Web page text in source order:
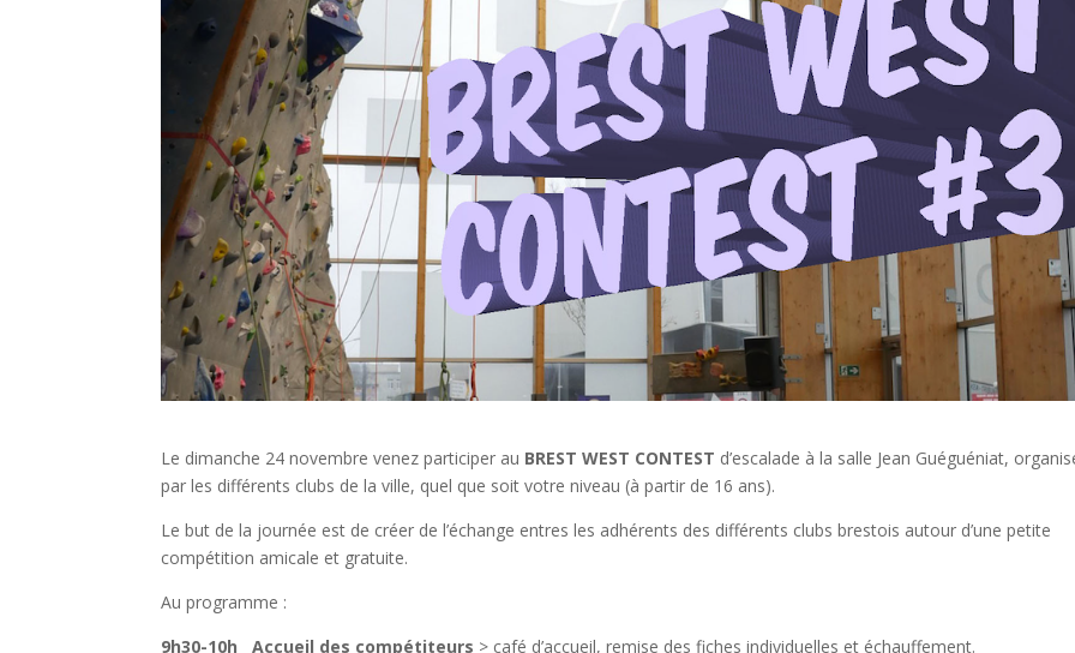
Le dimanche 24 novembre venez participer au BREST WEST CONTEST d’escalade à la salle Jean Guéguéniat,
par les différents clubs de la ville, quel que soit votre niveau (à partir de 16 ans).
Le but de la journée est de créer de l’échange entres les adhérents des différents clubs brestois autour d’une petite
compétition amicale et gratuite.
Au programme :
9h30-10h Accueil des compétiteurs > café d’accueil, remise des fiches individuelles et échauffement.